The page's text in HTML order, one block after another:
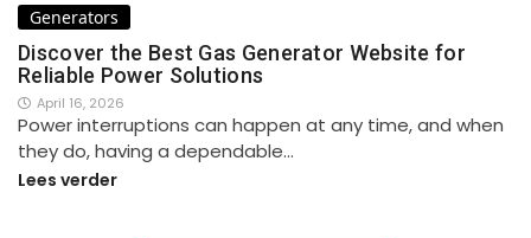
Generators
Discover the Best Gas Generator Website for
Reliable Power Solutions
April 16, 2026
Power interruptions can happen at any time, and when
they do, having a dependable…
Lees verder